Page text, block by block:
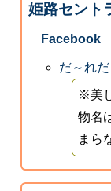
姫路セント
Facebook
だ～れだ
※美
物名
まら